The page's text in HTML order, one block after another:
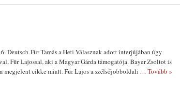
Deutsch-Für Tamás a Heti Válasznak adott interjújában úgy
Für Lajossal, aki a Magyar Gárda támogatója. Bayer Zsoltot is
megjelent cikke miatt. Für Lajos a szélsőjobboldali … Tovább »